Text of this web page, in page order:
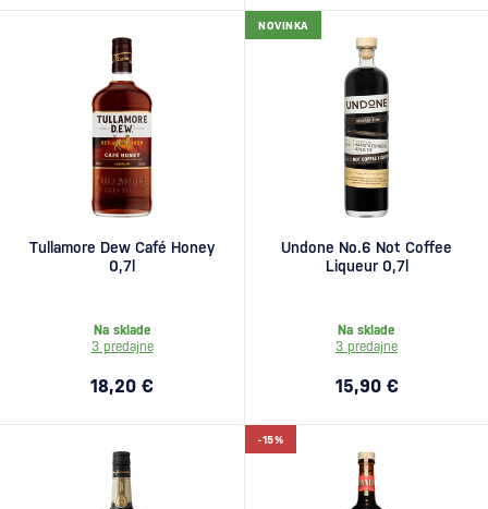
Tullamore Dew Café Honey
0,7l
Na sklade
3 predajne
18,20 €
NOVINKA
Undone No.6 Not Coffee
Liqueur 0,7l
Na sklade
3 predajne
15,90 €
-15%